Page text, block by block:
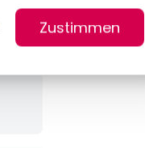
Zustimmen